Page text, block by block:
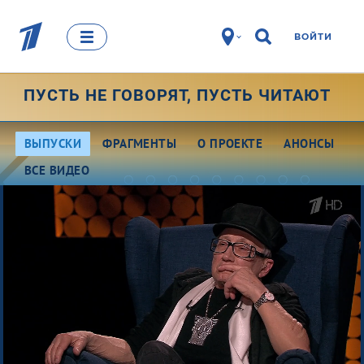
ВОЙТИ
ПУСТЬ НЕ ГОВОРЯТ, ПУСТЬ ЧИТАЮТ
ВЫПУСКИ ФРАГМЕНТЫ О ПРОЕКТЕ
АНОНСЫ
ВСЕ ВИДЕО